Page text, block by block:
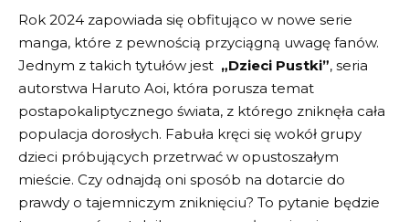
Rok 2024 zapowiada⁢ się obfitująco w nowe serie
manga, które z pewnością przyciągną uwagę fanów.
Jednym z takich tytułów jest ‌ „Dzieci Pustki”, seria
autorstwa⁤ Haruto Aoi, która porusza temat
postapokaliptycznego świata, ‍z ⁢którego zniknęła cała⁣
populacja dorosłych. Fabuła kręci się wokół grupy
dzieci​ próbujących‌ przetrwać w ​opustoszałym⁣
mieście. Czy odnajdą oni sposób na⁤ dotarcie‍ do
prawdy o tajemniczym zniknięciu? To pytanie będzie